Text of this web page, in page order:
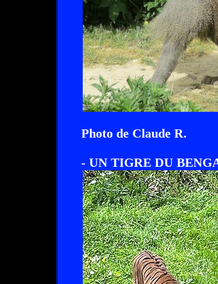
Photo de Claude R.
- UN TIGRE DU